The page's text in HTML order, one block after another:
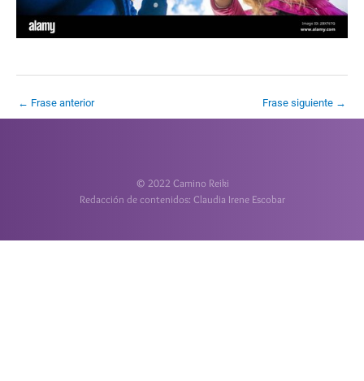
← Frase anterior Frase siguiente →
© 2022 Camino Reiki
Redacción de contenidos: Claudia Irene Escobar